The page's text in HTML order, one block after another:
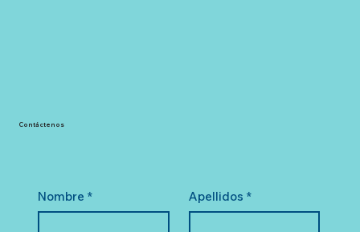
Nombre * Apellidos *
Contáctenos